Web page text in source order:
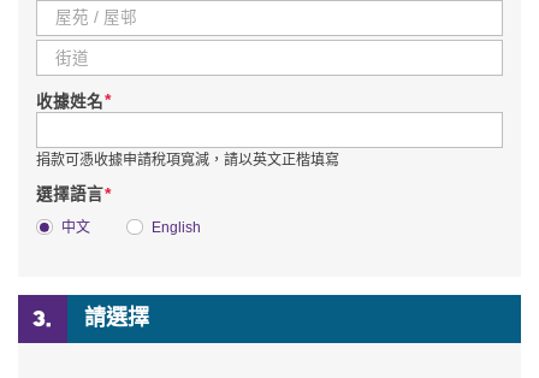
收據姓名*
捐款可憑收據申請稅項寬減，請以英文正楷填寫
選擇語言*
中文 English
請選擇